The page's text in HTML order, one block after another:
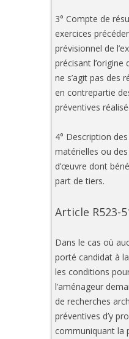
3° Compte de
exercices
prévisionnel de
précisant l’origine
ne s’agit pas des
en contrepartie
préventives
4° Description
matérielles ou
d’œuvre dont
part de tiers.
Article R523-
Dans le cas où
porté candidat à
les conditions
l’aménageur
de recherches
préventives d’y
communiquant la